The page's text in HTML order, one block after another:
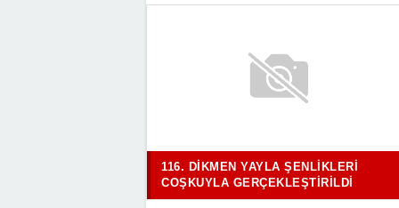
116. DIKMEN YAYLA ŞENLIKLERI
COŞKUYLA GERÇEKLEŞTIRILDI